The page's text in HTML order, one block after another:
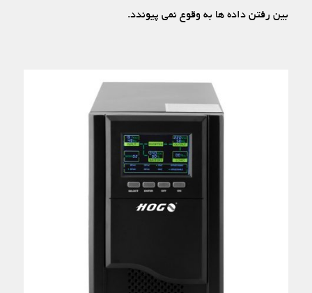
بین رفتن داده‏ ها به وقوع نمی‏ پیوندد.